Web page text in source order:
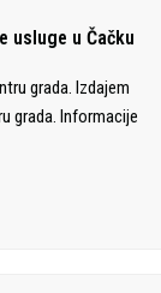
usluge u Čačku
grada. Izdajem
grada. Informacije